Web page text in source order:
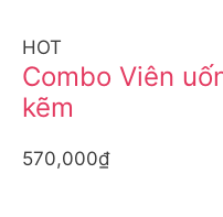
HOT
Combo Viên
kẽm
570,000₫